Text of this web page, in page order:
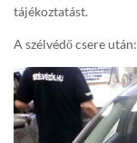
tájékoztatást.
A szélvédő csere után: